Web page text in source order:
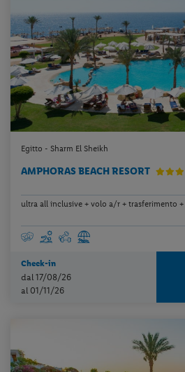
Egitto - Sharm El Sheikh
AMPHORAS BEACH RESORT
ultra all inclusive + volo a/r + trasferimento
Check-in
dal 17/08/26
al 01/11/26